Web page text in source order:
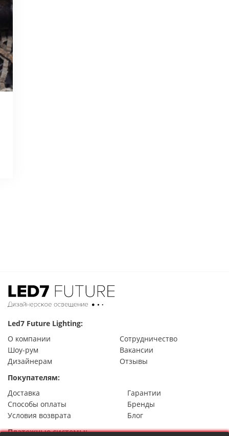
Led7 Future Lighting:
О компании
Сотрудничество
Шоу-рум
Вакансии
Дизайнерам
Отзывы
Покупателям:
Доставка
Гарантии
Способы оплаты
Бренды
Условия возврата
Блог
Платежные системы: